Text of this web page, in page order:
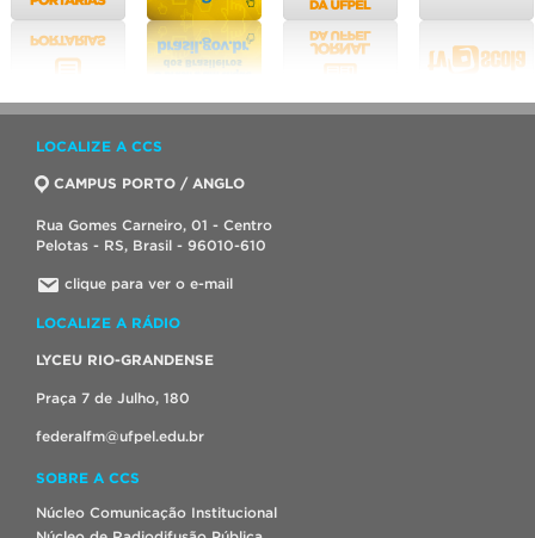
LOCALIZE A CCS
CAMPUS PORTO / ANGLO
Rua Gomes Carneiro, 01 - Centro
Pelotas - RS, Brasil - 96010-610
clique para ver o e-mail
LOCALIZE A RÁDIO
LYCEU RIO-GRANDENSE
Praça 7 de Julho, 180
federalfm@ufpel.edu.br
SOBRE A CCS
Núcleo Comunicação Institucional